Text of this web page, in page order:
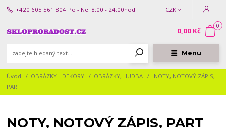
Menu
CZK
+420 605 561 804 Po - Ne: 8:00 - 24:00hod.
0
0,00 Kč
Úvod OBRÁZKY - DEKORY OBRÁZKY, HUDBA
NOTY, NOTOVÝ ZÁPIS,
PART
NOTY, NOTOVÝ ZÁPIS, PART